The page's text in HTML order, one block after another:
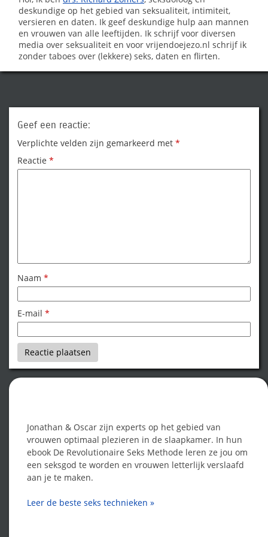
deskundige op het gebied van seksualiteit, intimiteit,
versieren en daten. Ik geef deskundige hulp aan mannen
en vrouwen van alle leeftijden. Ik schrijf voor diversen
media over seksualiteit en voor vrijendoejezo.nl schrijf ik
zonder taboes over (lekkere) seks, daten en flirten.
Geef een reactie:
Verplichte velden zijn gemarkeerd met *
Reactie *
Naam *
E-mail *
Jonathan & Oscar zijn experts op het gebied van
vrouwen optimaal plezieren in de slaapkamer. In hun
ebook De Revolutionaire Seks Methode leren ze jou om
een seksgod te worden en vrouwen letterlijk verslaafd
aan je te maken.
Leer de beste seks technieken »